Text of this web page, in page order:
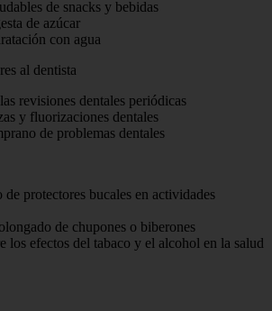
de snacks y bebidas
de azúcar
con agua
al dentista
revisiones dentales periódicas
y fluorizaciones dentales
de problemas dentales
de protectores bucales en actividades
de chupones o biberones
los efectos del tabaco y el alcohol en la salud